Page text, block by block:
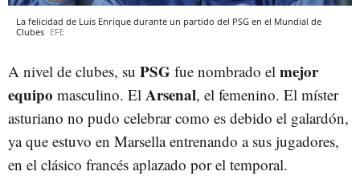
La felicidad de Luis Enrique durante un partido del PSG en el Mundial de
Clubes EFE
A nivel de clubes, su PSG fue nombrado el mejor
equipo masculino. El Arsenal, el femenino. El míster
asturiano no pudo celebrar como es debido el galardón,
ya que estuvo en Marsella entrenando a sus jugadores,
en el clásico francés aplazado por el temporal.